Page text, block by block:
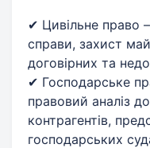
✔ Цивільне право
справи, захист
договірних та
✔ Господарське
правовий аналіз
контрагентів,
господарських